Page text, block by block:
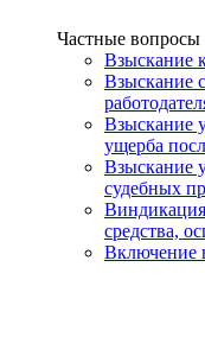
Услуги
Частные вопросы
Взыскание
Взыскание
Взыскание
ущерба
Взыскание
судебных
средства,
Включение